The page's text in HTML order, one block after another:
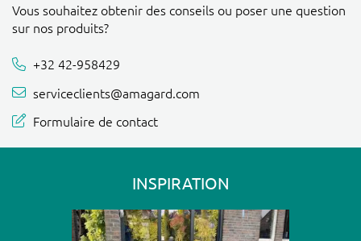
Vous souhaitez obtenir des conseils ou poser une question
sur nos produits?
+32 42-958429
serviceclients@amagard.com
Formulaire de contact
INSPIRATION